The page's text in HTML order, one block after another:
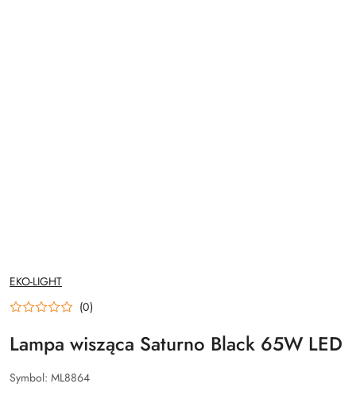
NAZWA
PRODUCENTA:
EKO-LIGHT
(0)
Lampa wisząca Saturno Black 65W LED
Symbol: ML8864